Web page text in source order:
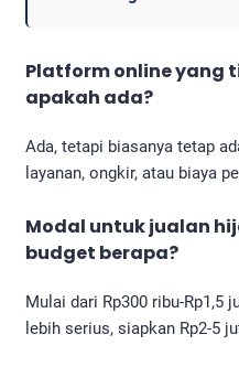
Platform online yang
apakah ada?
Ada, tetapi biasanya tetap
layanan, ongkir, atau biaya
Modal untuk jualan
budget berapa?
Mulai dari Rp300 ribu-
lebih serius, siapkan Rp2-5